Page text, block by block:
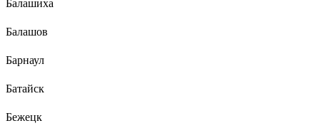
Балашиха
Балашов
Барнаул
Батайск
Бежецк